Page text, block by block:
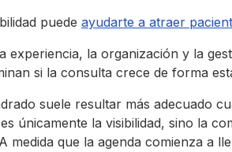
puede ayudarte a atraer
experiencia, la organización y la
si la consulta crece de forma
suele resultar más adecuado
únicamente la visibilidad, sino la
medida que la agenda comienza a